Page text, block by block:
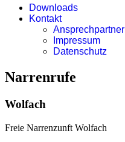
Downloads
Kontakt
Ansprechpartner
Impressum
Datenschutz
Narrenrufe
Wolfach
Freie Narrenzunft Wolfach